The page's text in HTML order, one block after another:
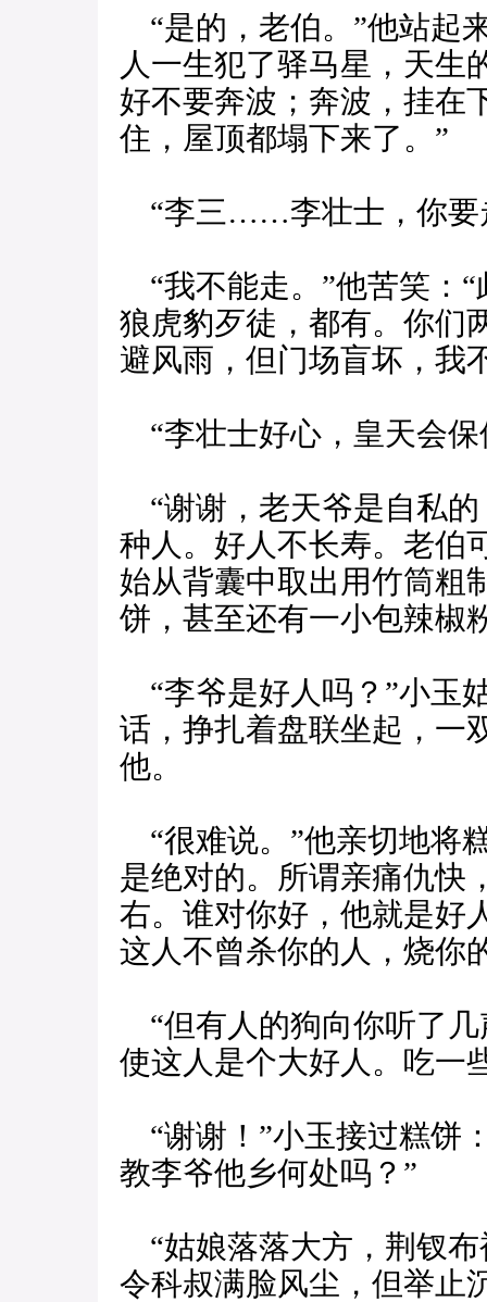
“是的，老伯。”他站起
人一生犯了驿马星，天生
好不要奔波；奔波，挂在
住，屋顶都塌下来了。”
“李三……李壮士，你要
“我不能走。”他苦笑：
狼虎豹歹徒，都有。你们
避风雨，但门场盲坏，我
“李壮士好心，皇天会保
“谢谢，老天爷是自私
种人。好人不长寿。老伯
始从背囊中取出用竹筒粗
饼，甚至还有一小包辣椒
“李爷是好人吗？”小玉
话，挣扎着盘联坐起，一
他。
“很难说。”他亲切地将
是绝对的。所谓亲痛仇快
右。谁对你好，他就是好
这人不曾杀你的人，烧你
“但有人的狗向你听了
使这人是个大好人。吃一
“谢谢！”小玉接过糕饼
教李爷他乡何处吗？”
“姑娘落落大方，荆钗
令科叔满脸风尘，但举止